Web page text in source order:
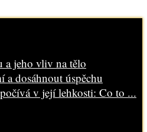
a jeho vliv na tělo
a dosáhnout úspěchu
v její lehkosti: Co to ...